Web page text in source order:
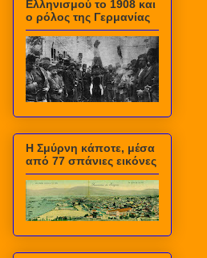
Ελληνισμού το 1908 και
ο ρόλος της Γερμανίας
Η Σμύρνη κάποτε, μέσα
από 77 σπάνιες εικόνες